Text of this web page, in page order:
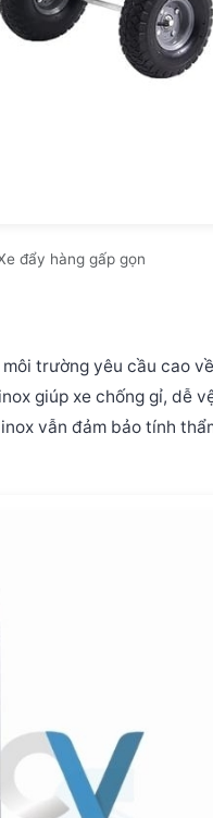
đẩy hàng gấp gọn
trường yêu cầu cao
giúp xe chống gỉ, dễ
vẫn đảm bảo tính